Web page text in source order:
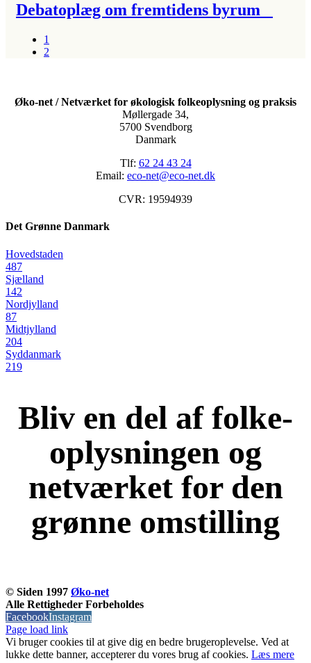
Debatoplæg om fremtidens byrum
1
2
Øko-net / Netværket for økologisk folkeoplysning og praksis
Møllergade 34,
5700 Svendborg
Danmark
Tlf: 62 24 43 24
Email: eco-net@eco-net.dk
CVR: 19594939
Det Grønne Danmark
Hovedstaden
487
Sjælland
142
Nordjylland
87
Midtjylland
204
Syddanmark
219
Bliv en del af folke-
oplysningen og
netværket for den
grønne omstilling
© Siden 1997 Øko-net
Alle Rettigheder Forbeholdes
FacebookInstagram
Page load link
Vi bruger cookies til at give dig en bedre brugeroplevelse. Ved at
lukke dette banner, accepterer du vores brug af ​​cookies. Læs mere